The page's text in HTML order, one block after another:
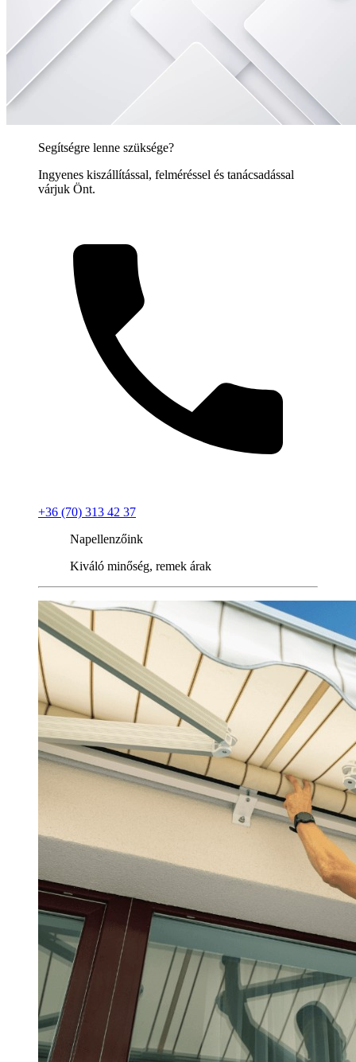
Segítségre lenne szüksége?
Ingyenes kiszállítással, felméréssel és tanácsadással
várjuk Önt.
+36 (70) 313 42 37
Napellenzőink
Kiváló minőség, remek árak